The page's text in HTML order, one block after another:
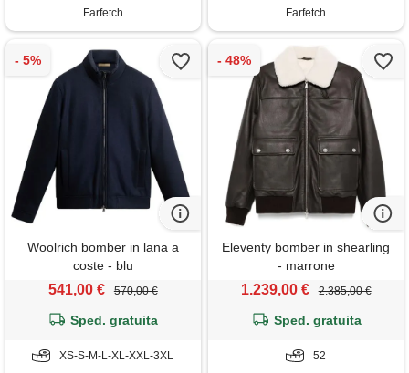
Farfetch Farfetch
Woolrich bomber in lana a
coste - blu
541,00 € 570,00 €
Sped. gratuita
XS-S-M-L-XL-XXL-3XL
Eleventy bomber in shearling
- marrone
1.239,00 € 2.385,00 €
Sped. gratuita
52